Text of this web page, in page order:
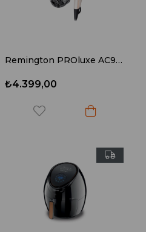
Remington PROluxe AC9140 Saç Kurutma Makinesi
₺4.399,00